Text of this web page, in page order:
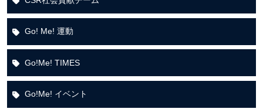
Go! Me! 運動
Go!Me! TIMES
Go!Me! イベント